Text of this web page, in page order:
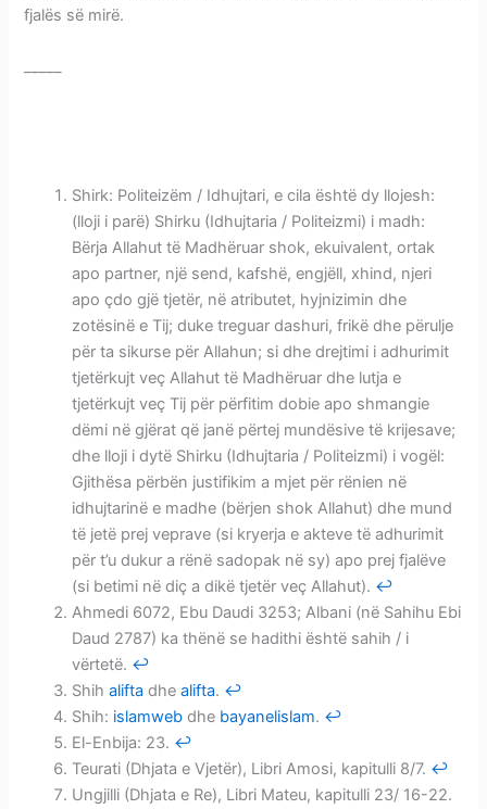
fjalës së mirë.
Shirk: Politeizëm / Idhujtari, e cila është dy llojesh:
(lloji i parë) Shirku (Idhujtaria / Politeizmi) i madh:
Bërja Allahut të Madhëruar shok, ekuivalent, ortak
apo partner, një send, kafshë, engjëll, xhind, njeri
apo çdo gjë tjetër, në atributet, hyjnizimin dhe
zotësinë e Tij; duke treguar dashuri, frikë dhe përulje
për ta sikurse për Allahun; si dhe drejtimi i adhurimit
tjetërkujt veç Allahut të Madhëruar dhe lutja e
tjetërkujt veç Tij për përfitim dobie apo shmangie
dëmi në gjërat që janë përtej mundësive të krijesave;
dhe lloji i dytë Shirku (Idhujtaria / Politeizmi) i vogël:
Gjithësa përbën justifikim a mjet për rënien në
idhujtarinë e madhe (bërjen shok Allahut) dhe mund
të jetë prej veprave (si kryerja e akteve të adhurimit
për t’u dukur a rënë sadopak në sy) apo prej fjalëve
(si betimi në diç a dikë tjetër veç Allahut). ↩
Ahmedi 6072, Ebu Daudi 3253; Albani (në Sahihu Ebi
Daud 2787) ka thënë se hadithi është sahih / i
vërtetë. ↩
Shihalifta dhealifta. ↩
Shih: islamweb dhe bayanelislam. ↩
El-Enbija: 23. ↩
Teurati (Dhjata e Vjetër), Libri Amosi, kapitulli 8/7. ↩
Ungjilli (Dhjata e Re), Libri Mateu, kapitulli 23/ 16-22.